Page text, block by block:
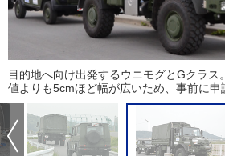
目的地へ向け出発するウニモグとGクラス
値よりも5cmほど幅が広いため、事前に申